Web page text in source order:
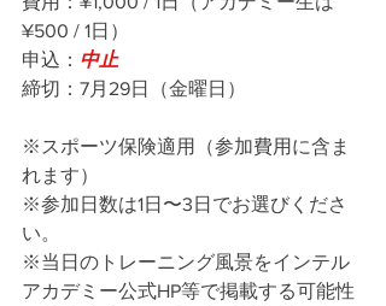
¥500 / 1日）
申込： 中止
締切：7月29日（金曜日）
※スポーツ保険適用（参加費用に含ま
れます）
※参加日数は1日〜3日でお選びくださ
い。
※当日のトレーニング風景をインテル
アカデミー公式HP等で掲載する可能性